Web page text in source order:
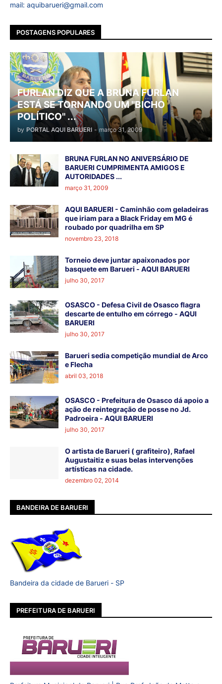
mail: aquibarueri@gmail.com
POSTAGENS POPULARES
FURLAN DIZ QUE A BRUNA FURLAN
ESTÁ SE TORNANDO UM "BICHO
POLÍTICO" ...
by PORTAL AQUI BARUERI - março 31, 2009
BRUNA FURLAN NO ANIVERSÁRIO DE
BARUERI CUMPRIMENTA AMIGOS E
AUTORIDADES ...
março 31, 2009
AQUI BARUERI - Caminhão com geladeiras
que iriam para a Black Friday em MG é
roubado por quadrilha em SP
novembro 23, 2018
Torneio deve juntar apaixonados por
basquete em Barueri - AQUI BARUERI
julho 30, 2017
OSASCO - Defesa Civil de Osasco flagra
descarte de entulho em córrego - AQUI
BARUERI
julho 30, 2017
Barueri sedia competição mundial de Arco
e Flecha
abril 03, 2018
OSASCO - Prefeitura de Osasco dá apoio a
ação de reintegração de posse no Jd.
Padroeira - AQUI BARUERI
julho 30, 2017
O artista de Barueri ( grafiteiro), Rafael
Augustaitiz e suas belas intervenções
artísticas na cidade.
dezembro 02, 2014
BANDEIRA DE BARUERI
Bandeira da cidade de Barueri - SP
PREFEITURA DE BARUERI